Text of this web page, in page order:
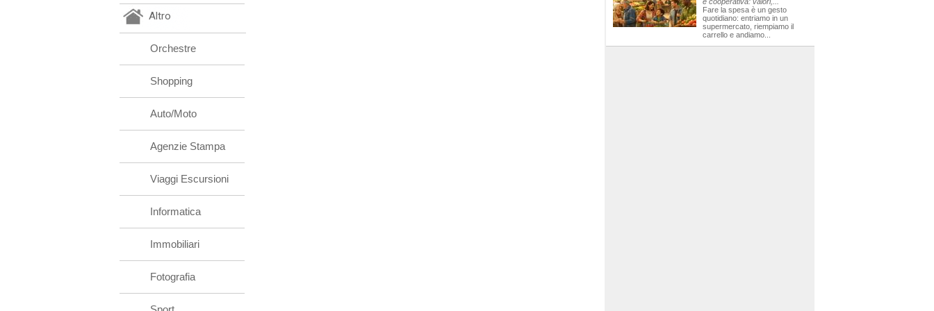
Altro
Orchestre
Shopping
Auto/Moto
Agenzie Stampa
Viaggi Escursioni
Informatica
Immobiliari
Fotografia
Fare la spesa è un gesto
quotidiano: entriamo in un
supermercato, riempiamo il
carrello e andiamo...